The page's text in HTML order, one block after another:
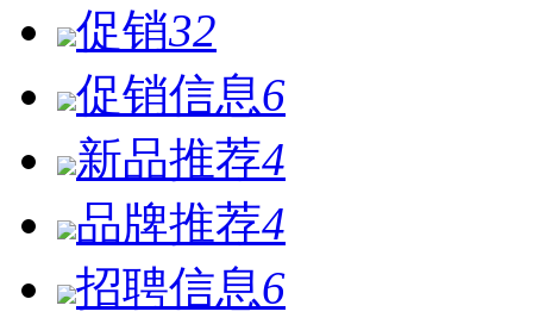
促销32
促销信息6
新品推荐4
品牌推荐4
招聘信息6